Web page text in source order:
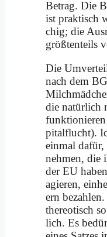
Be­trag. Die
ist prak­tisch
chig; die
größ­ten­teils
Die
nach dem
die na­tür­lich
pi­tal­flucht).
ein­mal
neh­men, die
der EU
agie­ren,
ern
the­reo­tisch
lich. Es